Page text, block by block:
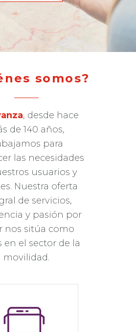
somos?
, desde hace
de 140 años,
para
las necesidades
usuarios y
Nuestra oferta
de servicios,
y pasión por
nos sitúa como
en el sector de la
movilidad.